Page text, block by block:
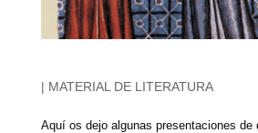
| MATERIAL DE LITERATURA
Aquí os dejo algunas presentaciones de